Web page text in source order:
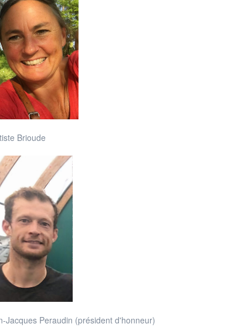
Brioude
Jacques Peraudin (président d'honneur)